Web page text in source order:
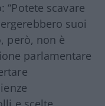
“Potete scavare
suoi
però, non è
parlamentare